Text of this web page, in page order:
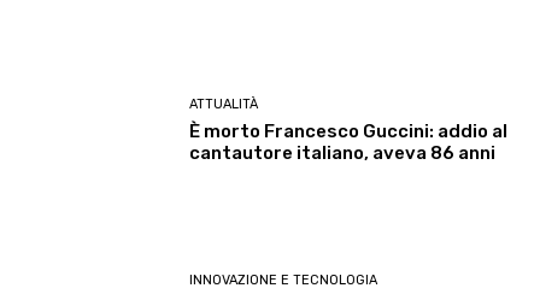
ATTUALITÀ
È morto Francesco Guccini: addio al
cantautore italiano, aveva 86 anni
INNOVAZIONE E TECNOLOGIA